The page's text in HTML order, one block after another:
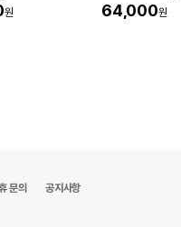
원 64,000원
문의 공지사항